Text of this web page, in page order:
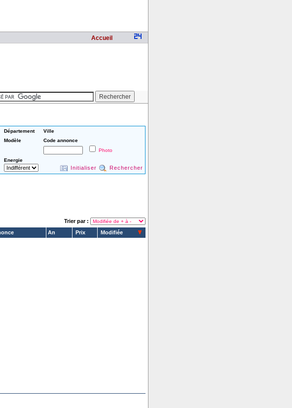
Accueil
Département
Ville
Modèle
Code annonce
Photo
Energie
Initialiser Rechercher
Trier par :
An Prix Modifiée